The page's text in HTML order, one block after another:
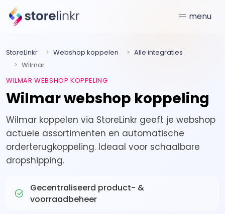
menu
StoreLinkr Webshop koppelen
Alle integraties
Wilmar
WILMAR WEBSHOP KOPPELING
Wilmar webshop koppeling
Wilmar koppelen via StoreLinkr geeft je webshop
actuele assortimenten en automatische
orderterugkoppeling. Ideaal voor schaalbare
dropshipping.
Gecentraliseerd product- &
voorraadbeheer